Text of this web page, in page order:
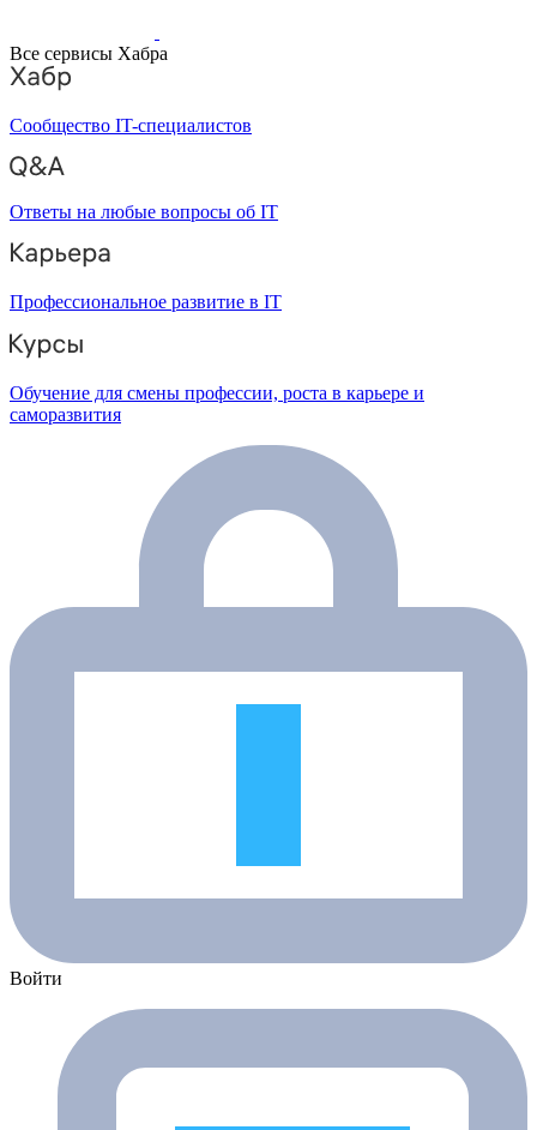
Все сервисы Хабра
Сообщество IT-специалистов
Ответы на любые вопросы об IT
Профессиональное развитие в IT
Обучение для смены профессии, роста в карьере и
саморазвития
Войти